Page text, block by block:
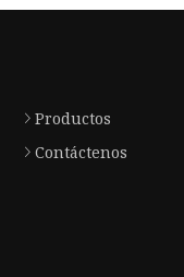
Productos
Contáctenos